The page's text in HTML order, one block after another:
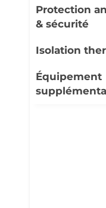
Protection
& sécurité
Isolation
Équipement